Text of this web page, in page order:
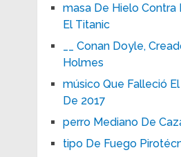
masa De Hielo Contra
El Titanic
__ Conan Doyle,
Holmes
músico Que Falleció
De 2017
perro Mediano De
tipo De Fuego